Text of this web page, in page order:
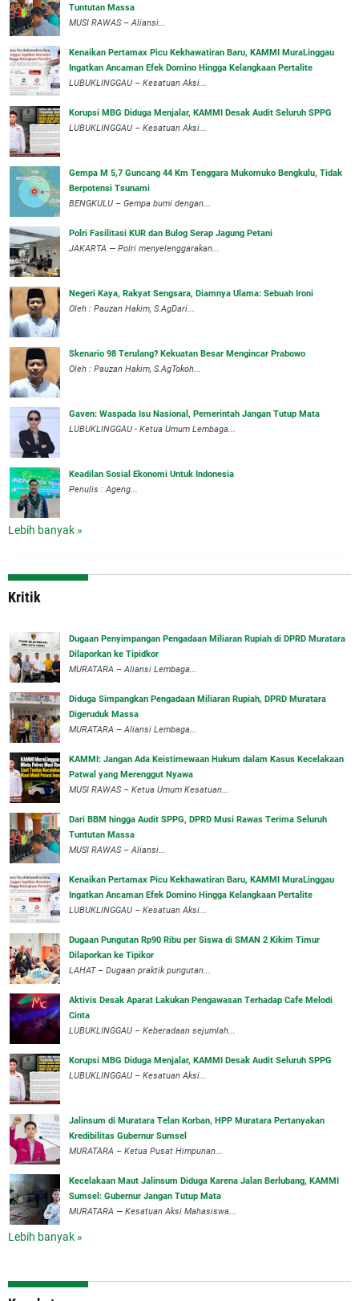
Tuntutan Massa
MUSI RAWAS – Aliansi...
‎Kenaikan Pertamax Picu Kekhawatiran Baru, KAMMI MuraLinggau
Ingatkan Ancaman Efek Domino Hingga Kelangkaan Pertalite
‎LUBUKLINGGAU – Kesatuan Aksi...
Korupsi MBG Diduga Menjalar, KAMMI Desak Audit Seluruh SPPG
‎LUBUKLINGGAU – Kesatuan Aksi...
Gempa M 5,7 Guncang 44 Km Tenggara Mukomuko Bengkulu, Tidak
Berpotensi Tsunami
BENGKULU – Gempa bumi dengan...
Polri Fasilitasi KUR dan Bulog Serap Jagung Petani
JAKARTA — Polri menyelenggarakan...
Negeri Kaya, Rakyat Sengsara, Diamnya Ulama: Sebuah Ironi
Oleh : Pauzan Hakim, S.AgDari...
Skenario 98 Terulang? Kekuatan Besar Mengincar Prabowo
Oleh : Pauzan Hakim, S.AgTokoh...
Gaven: Waspada Isu Nasional, Pemerintah Jangan Tutup Mata
LUBUKLINGGAU - Ketua Umum Lembaga...
Keadilan Sosial Ekonomi Untuk Indonesia
Penulis : Ageng...
Lebih banyak »
Kritik
‎Dugaan Penyimpangan Pengadaan Miliaran Rupiah di DPRD Muratara
Dilaporkan ke Tipidkor
‎MURATARA – Aliansi Lembaga...
Diduga Simpangkan Pengadaan Miliaran Rupiah, DPRD Muratara
Digeruduk Massa
‎MURATARA – Aliansi Lembaga...
‎KAMMI: Jangan Ada Keistimewaan Hukum dalam Kasus Kecelakaan
Patwal yang Merenggut Nyawa
‎MUSI RAWAS – Ketua Umum Kesatuan...
Dari BBM hingga Audit SPPG, DPRD Musi Rawas Terima Seluruh
Tuntutan Massa
MUSI RAWAS – Aliansi...
‎Kenaikan Pertamax Picu Kekhawatiran Baru, KAMMI MuraLinggau
Ingatkan Ancaman Efek Domino Hingga Kelangkaan Pertalite
‎LUBUKLINGGAU – Kesatuan Aksi...
Dugaan Pungutan Rp90 Ribu per Siswa di SMAN 2 Kikim Timur
Dilaporkan ke Tipikor
LAHAT – Dugaan praktik pungutan...
Aktivis Desak Aparat Lakukan Pengawasan Terhadap Cafe Melodi
Cinta
LUBUKLINGGAU – Keberadaan sejumlah...
Korupsi MBG Diduga Menjalar, KAMMI Desak Audit Seluruh SPPG
‎LUBUKLINGGAU – Kesatuan Aksi...
‎Jalinsum di Muratara Telan Korban, HPP Muratara Pertanyakan
Kredibilitas Gubernur Sumsel
MURATARA – Ketua Pusat Himpunan...
‎Kecelakaan Maut Jalinsum Diduga Karena Jalan Berlubang, KAMMI
Sumsel: Gubernur Jangan Tutup Mata
‎MURATARA — Kesatuan Aksi Mahasiswa...
Lebih banyak »